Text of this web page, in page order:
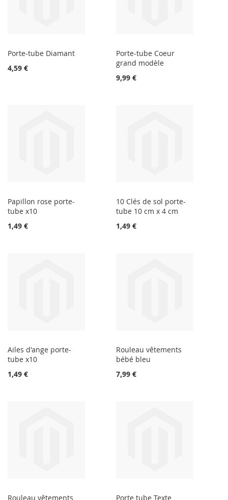
Porte-tube Diamant
4,59 €
Porte-tube Coeur
grand modèle
9,99 €
Papillon rose porte-
tube x10
1,49 €
10 Clés de sol porte-
tube 10 cm x 4 cm
1,49 €
Ailes d'ange porte-
tube x10
1,49 €
Rouleau vêtements
bébé bleu
7,99 €
Rouleau vêtements Porte tube Texte